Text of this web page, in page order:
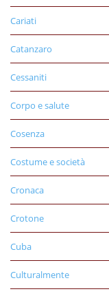
Cariati
Catanzaro
Cessaniti
Corpo e salute
Cosenza
Costume e società
Cronaca
Crotone
Cuba
Culturalmente